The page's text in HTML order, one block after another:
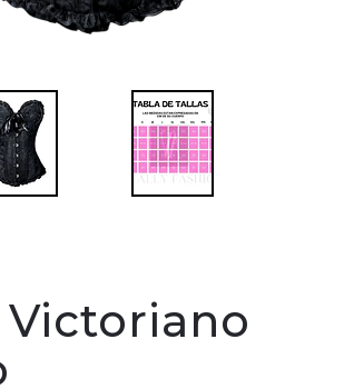
Victoriano